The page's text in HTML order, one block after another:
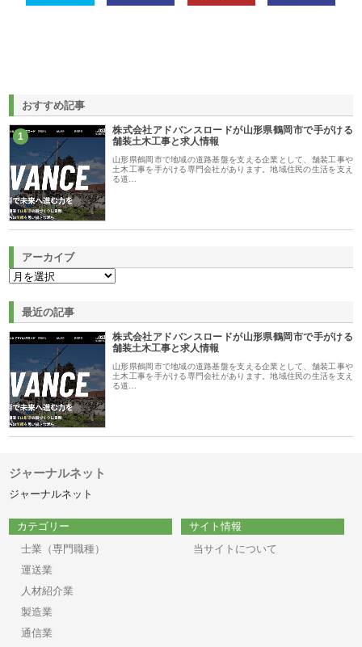
おすすめ記事
1
株式会社アドバンスロードが山形県鶴岡市で手がける
舗装土木工事と求人情報
山形県鶴岡市で地域の道路基盤を支える企業として、舗装工事や
土木工事を手がける専門会社があります。地域住民の生活を支え
る道…
アーカイブ
最近の記事
株式会社アドバンスロードが山形県鶴岡市で手がける
舗装土木工事と求人情報
山形県鶴岡市で地域の道路基盤を支える企業として、舗装工事や
土木工事を手がける専門会社があります。地域住民の生活を支え
る道…
ジャーナルネット
ジャーナルネット
カテゴリー
士業（専門職種）
運送業
人材紹介業
製造業
通信業
サイト情報
当サイトについて